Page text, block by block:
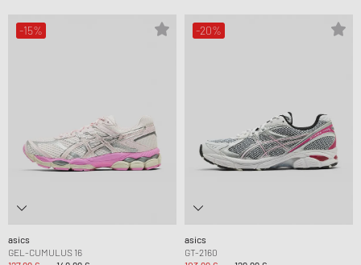
-15%
asics
GEL-CUMULUS 16
-20%
asics
GT-2160